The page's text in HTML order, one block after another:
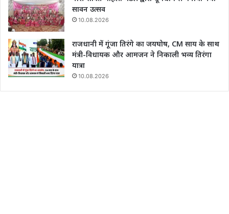
सावन उत्सव
10.08.2026
राजधानी में गूंजा तिरंगे का जयघोष, CM साय के साथ
मंत्री-विधायक और आमजन ने निकाली भव्य तिरंगा
यात्रा
10.08.2026